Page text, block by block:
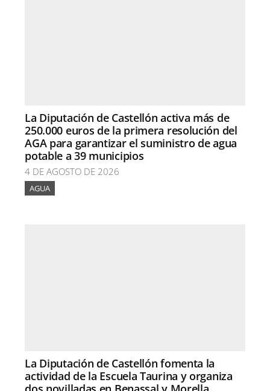
La Diputación de Castellón activa más de
250.000 euros de la primera resolución del
AGA para garantizar el suministro de agua
potable a 39 municipios
4 DE AGOSTO DE 2026
AGUA
La Diputación de Castellón fomenta la
actividad de la Escuela Taurina y organiza